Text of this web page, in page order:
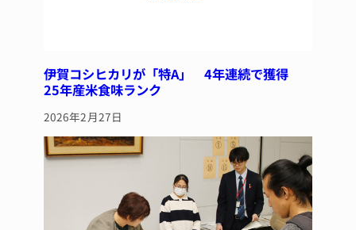
伊賀コシヒカリが「特A」 4年連続で獲得
25年産米食味ランク
2026年2月27日